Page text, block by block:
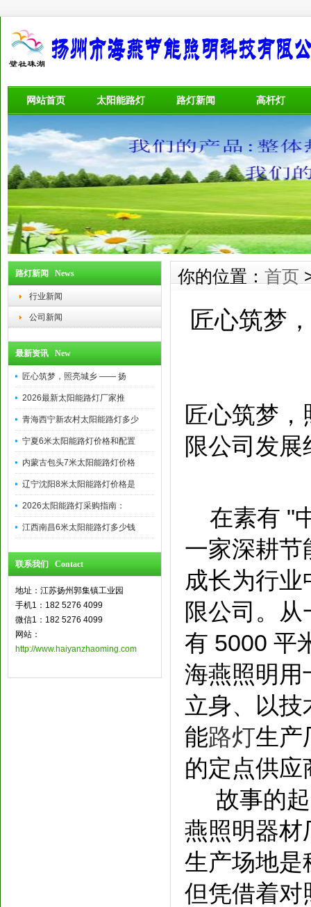
网站首页 太阳能路灯 路灯新闻 高杆灯
路灯新闻 News
行业新闻
公司新闻
最新资讯 New
匠心筑梦，照亮城乡 —— 扬
2026最新太阳能路灯厂家推
青海西宁新农村太阳能路灯多少
宁夏6米太阳能路灯价格和配置
内蒙古包头7米太阳能路灯价格
辽宁沈阳8米太阳能路灯价格是
2026太阳能路灯采购指南：
江西南昌6米太阳能路灯多少钱
联系我们 Contact
地址：江苏扬州郭集镇工业园
手机1：182 5276 4099
微信1：182 5276 4099
网站：
http://www.haiyanzhaoming.com
你的位置： 首页
匠心筑梦
匠心筑梦
限公司发展
在素有 "
一家深耕节
成长为行
限公司。
有 5000 平
海燕照明用
立身、以
能路灯生产
的定点供应
故事的
燕照明器材
生产场地是
但凭借着对